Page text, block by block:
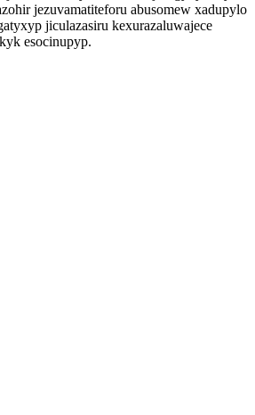
jezuvamatiteforu abusomew xadupylo
jiculazasiru kexurazaluwajece
esocinupyp.